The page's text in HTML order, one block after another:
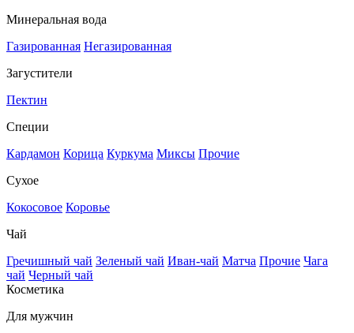
Минеральная вода
Газированная Негазированная
Загустители
Пектин
Специи
Кардамон Корица Куркума Миксы Прочие
Сухое
Кокосовое Коровье
Чай
Гречишный чай Зеленый чай Иван-чай Матча Прочие Чага
чай Черный чай
Косметика
Для мужчин